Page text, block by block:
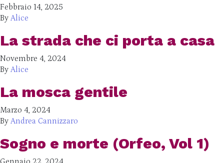
Febbraio 14, 2025
By Alice
La strada che ci porta a casa
Novembre 4, 2024
By Alice
La mosca gentile
Marzo 4, 2024
By Andrea Cannizzaro
Sogno e morte (Orfeo, Vol 1)